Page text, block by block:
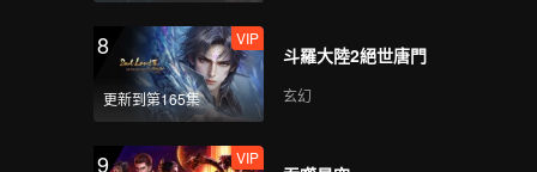
8
更新到第165集
VIP
斗羅大陸2絕世唐門
玄幻
9 VIP